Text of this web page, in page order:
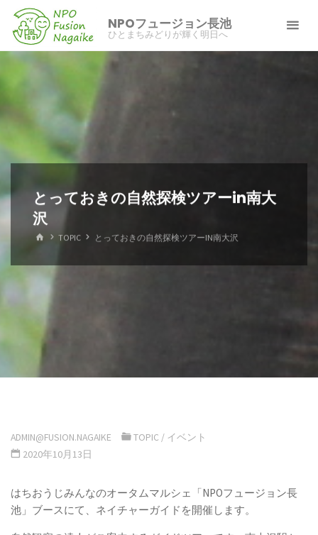
ン
ツ
ッ
NPOフュージョン長池
ひとまちみどりが輝く明日へ
とっておきの自然探検ツアーin南大
沢
ホ TOPIC とっておきの自然探検ツアーIN南大沢
ADMIN@FUSION.NAGAIKE TOPIC / イベント
2020年10月13日
はちおうじみんなのオータムマルシェ「NPOフュージョン長
池」ブースにて、ネイチャーガイドを開催します。